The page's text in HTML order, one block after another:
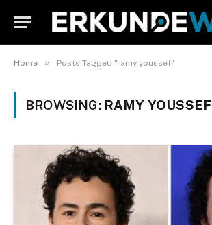
Home » Posts Tagged "ramy youssef"
BROWSING: RAMY YOUSSEF